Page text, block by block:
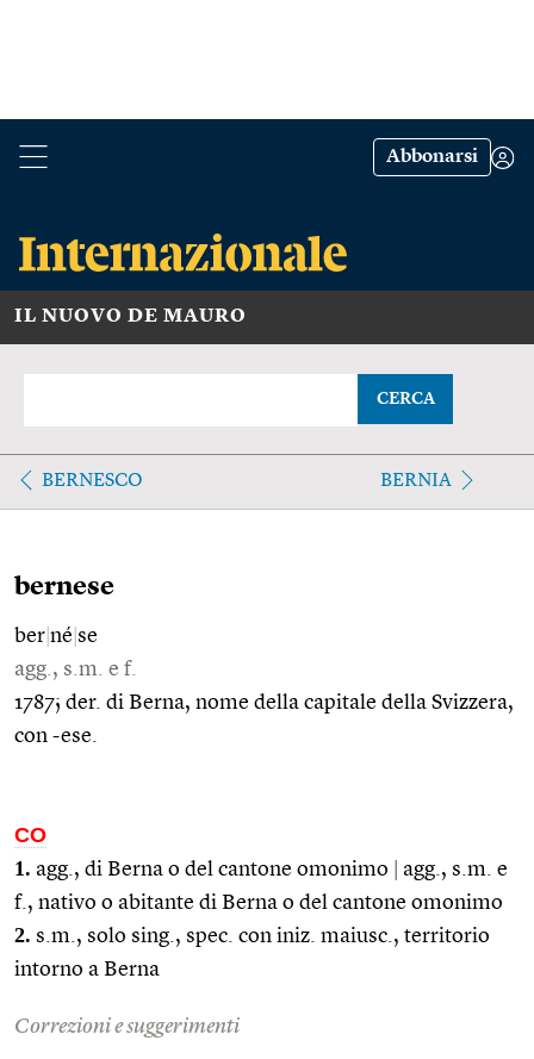
Abbonarsi
IL NUOVO DE MAURO
CERCA
BERNESCO BERNIA
bernese
ber né se
agg., s.m. e f.
1787; der. di Berna, nome della capitale della Svizzera,
con -ese.
CO
1. agg., di Berna o del cantone omonimo
agg., s.m. e
f., nativo o abitante di Berna o del cantone omonimo
2. s.m., solo sing., spec. con iniz. maiusc., territorio
intorno a Berna
Correzioni e suggerimenti